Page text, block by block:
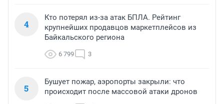
4
Кто потерял из-за атак БПЛА. Рейтинг
крупнейших продавцов маркетплейсов из
Байкальского региона
6 799 3
5
Бушует пожар, аэропорты закрыли: что
происходит после массовой атаки дронов